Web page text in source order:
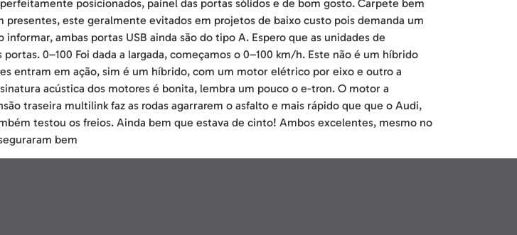
posicionados, painel das portas sólidos e de bom gosto. Carpete bem
este geralmente evitados em projetos de baixo custo pois demanda um
ambas portas USB ainda são do tipo A. Espero que as unidades de
0–100 Foi dada a largada, começamos o 0–100 km/h. Este não é um híbrido
entram em ação, sim é um híbrido, com um motor elétrico por eixo e outro a
acústica dos motores é bonita, lembra um pouco o e-tron. O motor a
traseira multilink faz as rodas agarrarem o asfalto e mais rápido que que o Audi,
testou os freios. Ainda bem que estava de cinto! Ambos excelentes, mesmo no
bem